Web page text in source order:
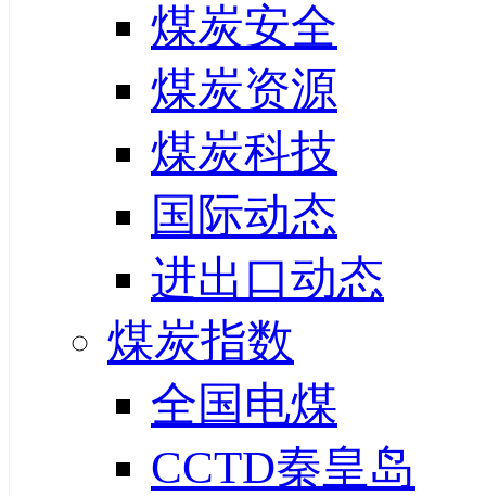
煤炭安全
煤炭资源
煤炭科技
国际动态
进出口动态
煤炭指数
全国电煤
CCTD秦皇岛